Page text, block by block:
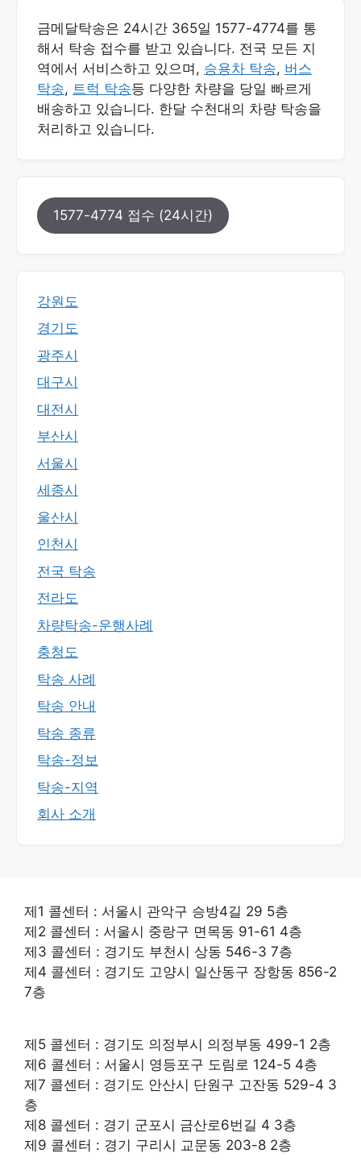
금메달탁송은 24시간 365일 1577-4774를 통
해서 탁송 접수를 받고 있습니다. 전국 모든 지
역에서 서비스하고 있으며, 승용차 탁송, 버스
탁송, 트럭 탁송등 다양한 차량을 당일 빠르게
배송하고 있습니다. 한달 수천대의 차량 탁송을
처리하고 있습니다.
1577-4774 접수 (24시간)
강원도
경기도
광주시
대구시
대전시
부산시
서울시
세종시
울산시
인천시
전국 탁송
전라도
차량탁송-운행사례
충청도
탁송 사례
탁송 안내
탁송 종류
탁송-정보
탁송-지역
회사 소개
제1 콜센터 : 서울시 관악구 승방4길 29 5층
제2 콜센터 : 서울시 중랑구 면목동 91-61 4층
제3 콜센터 : 경기도 부천시 상동 546-3 7층
제4 콜센터 : 경기도 고양시 일산동구 장항동 856-2
7층
제5 콜센터 : 경기도 의정부시 의정부동 499-1 2층
제6 콜센터 : 서울시 영등포구 도림로 124-5 4층
제7 콜센터 : 경기도 안산시 단원구 고잔동 529-4 3
층
제8 콜센터 : 경기 군포시 금산로6번길 4 3층
제9 콜센터 : 경기 구리시 교문동 203-8 2층